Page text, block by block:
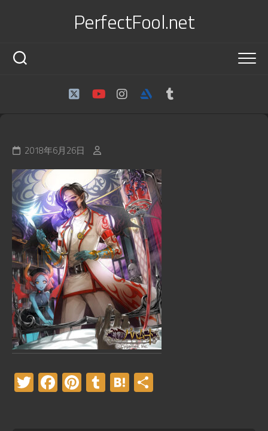
PerfectFool.net
2018年6月26日
Twitter
Facebook
Pinterest
TumblrHatena